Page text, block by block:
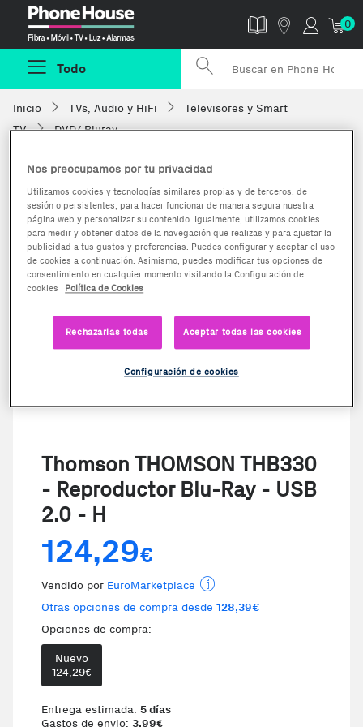
0
Todo
Inicio TVs, Audio y HiFi
Televisores y Smart
TV
DVD/ Bluray
Thomson THOMSON THB330
- Reproductor Blu-Ray - USB
2.0 - H
124,29€
Vendido por EuroMarketplace
Otras opciones de compra desde 128,39€
Opciones de compra:
Nuevo
124,29€
Entrega estimada: 5 días
Gastos de envio: 3,99€
Nos preocupamos por tu privacidad
Utilizamos cookies y tecnologías similares propias y de terceros, de
sesión o persistentes, para hacer funcionar de manera segura nuestra
página web y personalizar su contenido. Igualmente, utilizamos cookies
para medir y obtener datos de la navegación que realizas y para ajustar la
publicidad a tus gustos y preferencias. Puedes configurar y aceptar el uso
de cookies a continuación. Asimismo, puedes modificar tus opciones de
consentimiento en cualquier momento visitando la Configuración de
cookies
Política de Cookies
Rechazarlas todas Aceptar todas las cookies
Configuración de cookies